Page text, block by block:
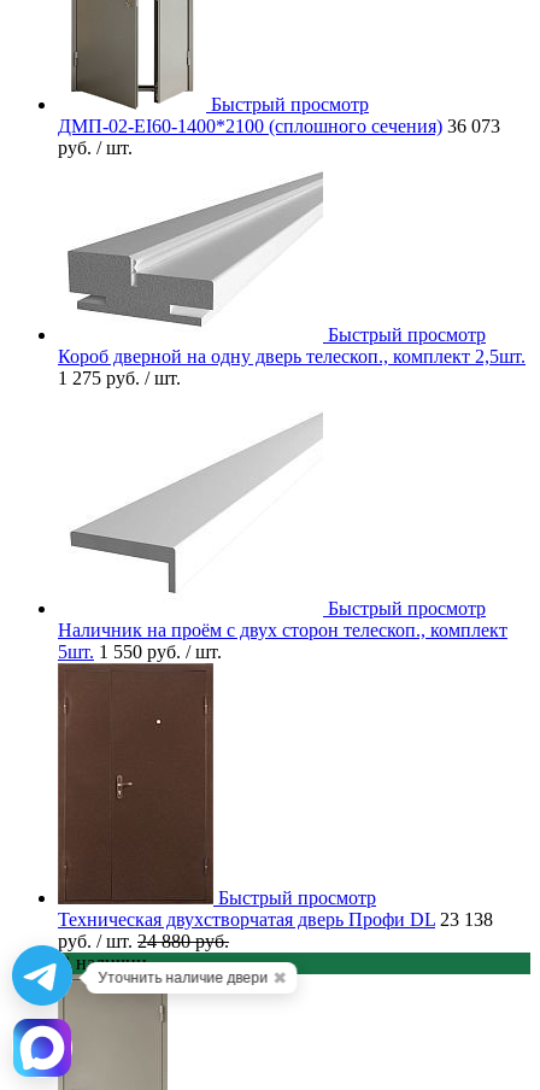
Быстрый просмотр
ДМП-02-EI60-1400*2100 (сплошного сечения) 36 073
руб. / шт.
Быстрый просмотр
Короб дверной на одну дверь телескоп., комплект 2,5шт.
1 275 руб. / шт.
Быстрый просмотр
Наличник на проём с двух сторон телескоп., комплект
5шт. 1 550 руб. / шт.
Быстрый просмотр
Техническая двухстворчатая дверь Профи DL 23 138
руб. / шт. 24 880 руб.
В наличии
Уточнить наличие двери ✖